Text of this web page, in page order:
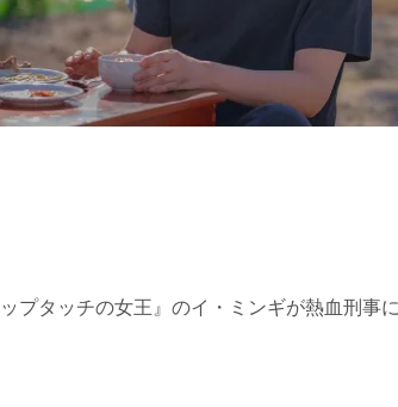
プタッチの女王』のイ・ミンギが熱血刑事